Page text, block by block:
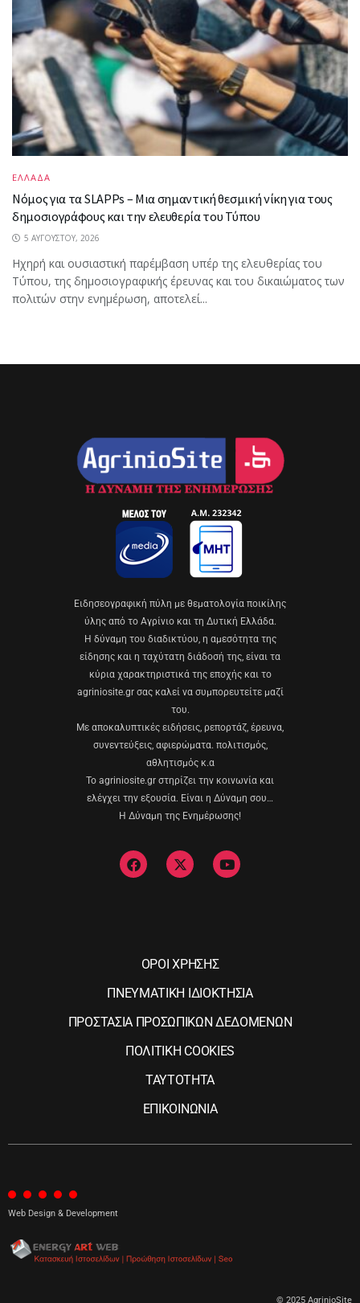
ΕΛΛΑΔΑ
Νόμος για τα SLAPPs – Μια σημαντική θεσμική νίκη για τους
δημοσιογράφους και την ελευθερία του Τύπου
5 ΑΥΓΟΎΣΤΟΥ, 2026
Ηχηρή και ουσιαστική παρέμβαση υπέρ της ελευθερίας του
Τύπου, της δημοσιογραφικής έρευνας και του δικαιώματος των
πολιτών στην ενημέρωση, αποτελεί...
Eιδησεογραφική πύλη με θεματολογία ποικίλης
ύλης από το Αγρίνιο και τη Δυτική Ελλάδα.
Η δύναμη του διαδικτύου, η αμεσότητα της
είδησης και η ταχύτατη διάδοσή της, είναι τα
κύρια χαρακτηριστικά της εποχής και το
agriniosite.gr σας καλεί να συμπορευτείτε μαζί
του.
Με αποκαλυπτικές ειδήσεις, ρεπορτάζ, έρευνα,
συνεντεύξεις, αφιερώματα. πολιτισμός,
αθλητισμός κ.α
Το agriniosite.gr στηρίζει την κοινωνία και
ελέγχει την εξουσία. Είναι η Δύναμη σου…
Η Δύναμη της Ενημέρωσης!
ΟΡΟΙ ΧΡΗΣΗΣ
ΠΝΕΥΜΑΤΙΚΗ ΙΔΙΟΚΤΗΣΙΑ
ΠΡΟΣΤΑΣΙΑ ΠΡΟΣΩΠΙΚΩΝ ΔΕΔΟΜΕΝΩΝ
ΠΟΛΙΤΙΚΗ COOKIES
ΤΑΥΤΟΤΗΤΑ
ΕΠΙΚΟΙΝΩΝΙΑ
Web Design & Development
© 2025 AgrinioSite